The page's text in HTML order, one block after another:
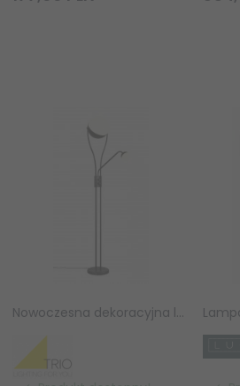
Nowoczesna dekoracyjna lampa podłogowa LED dwie kule czarna metalowa designerska uniwersalna ściemnialna CHRIS 478310232 TRIO